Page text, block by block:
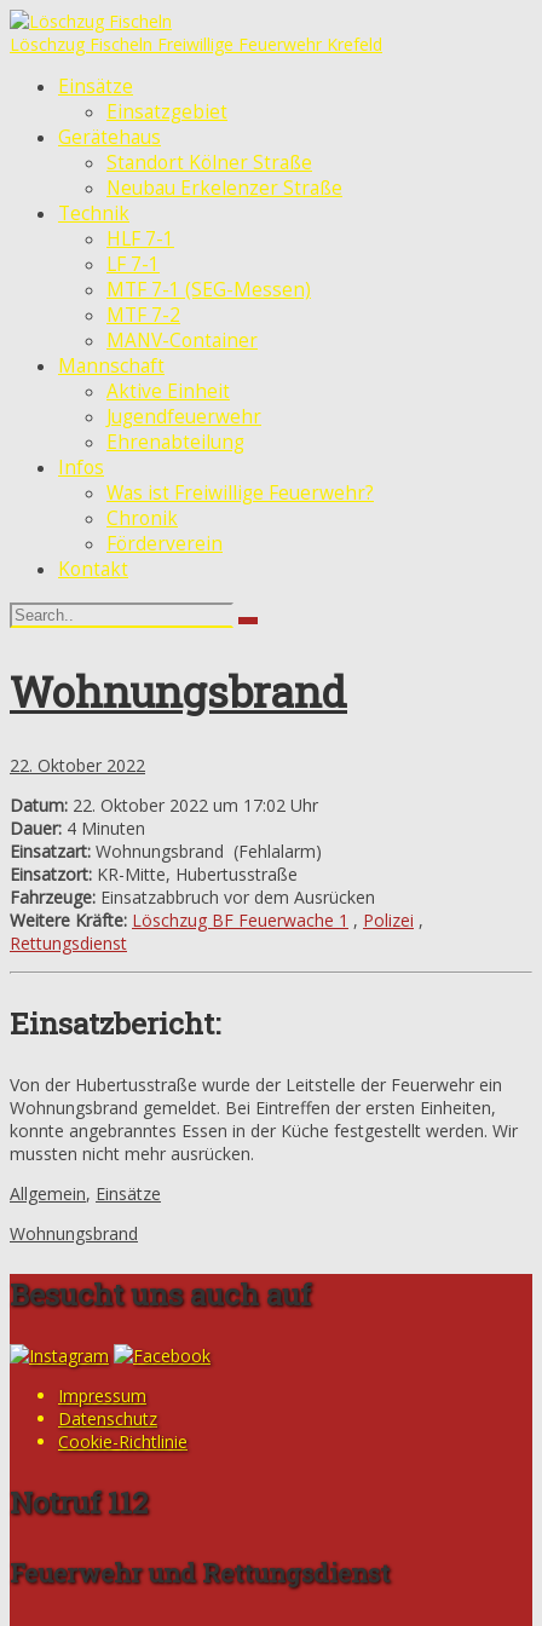
Löschzug Fischeln Freiwillige Feuerwehr Krefeld
Einsätze
Einsatzgebiet
Gerätehaus
Standort Kölner Straße
Neubau Erkelenzer Straße
Technik
HLF 7-1
LF 7-1
MTF 7-1 (SEG-Messen)
MTF 7-2
MANV-Container
Mannschaft
Aktive Einheit
Jugendfeuerwehr
Ehrenabteilung
Infos
Was ist Freiwillige Feuerwehr?
Chronik
Förderverein
Kontakt
Wohnungsbrand
22. Oktober 2022
Datum: 22. Oktober 2022 um 17:02 Uhr
Dauer: 4 Minuten
Einsatzart: Wohnungsbrand (Fehlalarm)
Einsatzort: KR-Mitte, Hubertusstraße
Fahrzeuge: Einsatzabbruch vor dem Ausrücken
Weitere Kräfte: Löschzug BF Feuerwache 1 , Polizei ,
Rettungsdienst
Einsatzbericht:
Von der Hubertusstraße wurde der Leitstelle der Feuerwehr ein
Wohnungsbrand gemeldet. Bei Eintreffen der ersten Einheiten,
konnte angebranntes Essen in der Küche festgestellt werden. Wir
mussten nicht mehr ausrücken.
Allgemein, Einsätze
Wohnungsbrand
Besucht uns auch auf
Impressum
Datenschutz
Cookie-Richtlinie
Notruf 112
Feuerwehr und Rettungsdienst